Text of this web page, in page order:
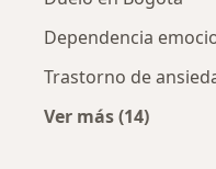
Dependencia
Trastorno de
Ver más (14)